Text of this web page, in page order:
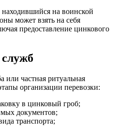
на воинской
может взять на себя
предоставление цинкового
или частная ритуальная
организации перевозки:
в цинковый гроб;
документов;
транспорта;